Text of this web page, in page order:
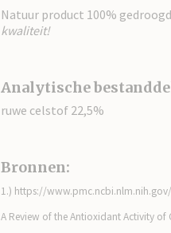
Natuur product 100%
kwaliteit!
Analytische
ruwe celstof 22,5%
Bronnen:
1.) https://
A Review of the Antioxidant Activity of